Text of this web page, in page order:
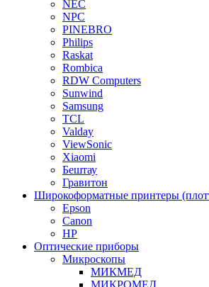
NEC
NPC
PINEBRO
Philips
Raskat
Rombica
RDW Computers
Sunwind
Samsung
TCL
Valday
ViewSonic
Xiaomi
Бештау
Гравитон
Широкоформатные принтеры
Epson
Canon
HP
Оптические приборы
Микроскопы
МИКМЕД